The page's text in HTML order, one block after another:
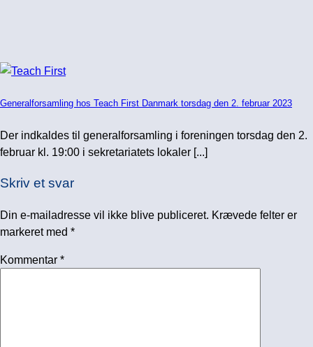
Generalforsamling hos Teach First Danmark torsdag den 2. februar 2023
Der indkaldes til generalforsamling i foreningen torsdag den 2.
februar kl. 19:00 i sekretariatets lokaler [...]
Skriv et svar
Din e-mailadresse vil ikke blive publiceret. Krævede felter er
markeret med *
Kommentar *